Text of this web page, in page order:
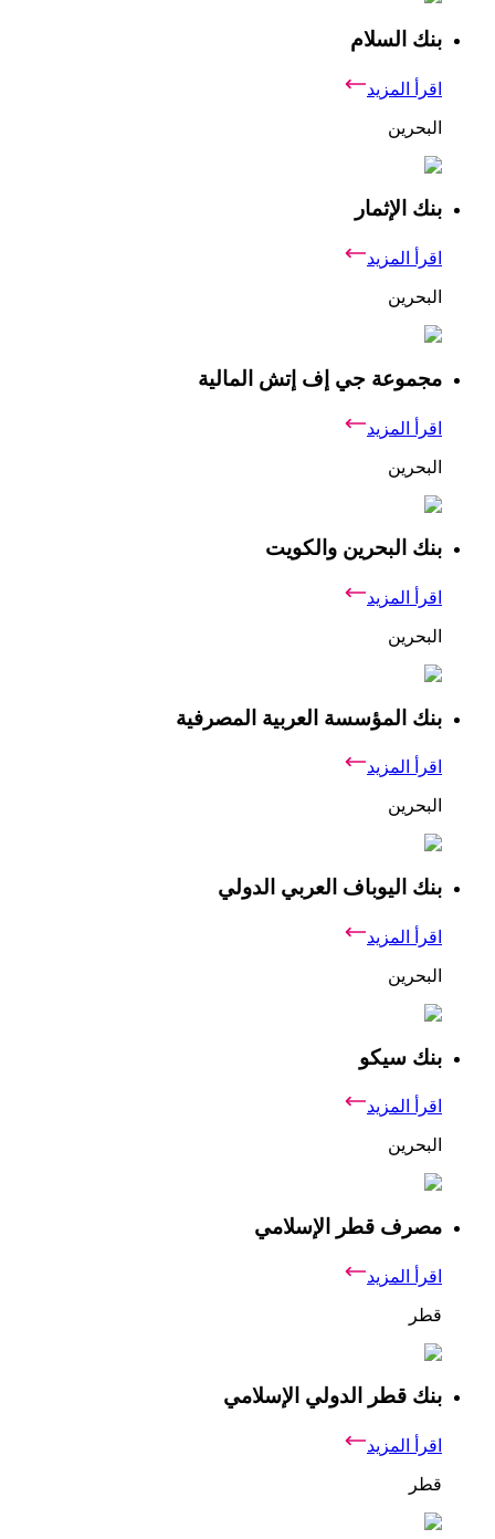
بنك السلام
اقرأ المزيد
البحرين
بنك الإثمار
اقرأ المزيد
البحرين
مجموعة جي إف إتش المالية
اقرأ المزيد
البحرين
بنك البحرين والكويت
اقرأ المزيد
البحرين
بنك المؤسسة العربية المصرفية
اقرأ المزيد
البحرين
بنك اليوباف العربي الدولي
اقرأ المزيد
البحرين
بنك سيكو
اقرأ المزيد
البحرين
مصرف قطر الإسلامي
اقرأ المزيد
قطر
بنك قطر الدولي الإسلامي
اقرأ المزيد
قطر